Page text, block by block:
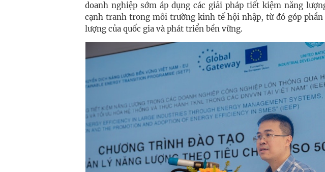
doanh nghiệp sớm áp dụng các giải pháp tiết kiệm năng
cạnh tranh trong môi trường kinh tế hội nhập, từ đó góp phần
lượng của quốc gia và phát triển bền vững.